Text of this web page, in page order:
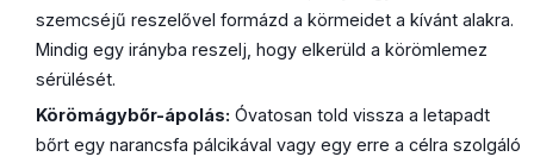
szemcséjű reszelővel formázd a körmeidet a kívánt alakra.
Mindig egy irányba reszelj, hogy elkerüld a körömlemez
sérülését.
Körömágybőr-ápolás: Óvatosan told vissza a letapadt
bőrt egy narancsfa pálcikával vagy egy erre a célra szolgáló